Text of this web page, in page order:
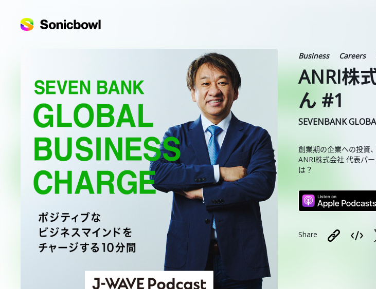
Business Careers
ANRI株
ん #1
SEVENBANK
創業期の企業への投資
ANRI株式会社 代表パ
は？
Share